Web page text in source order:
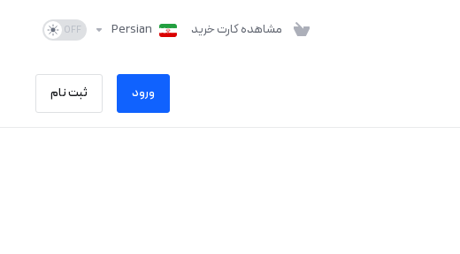
مشاهده کارت خرید Persian
ورود ثبت نام